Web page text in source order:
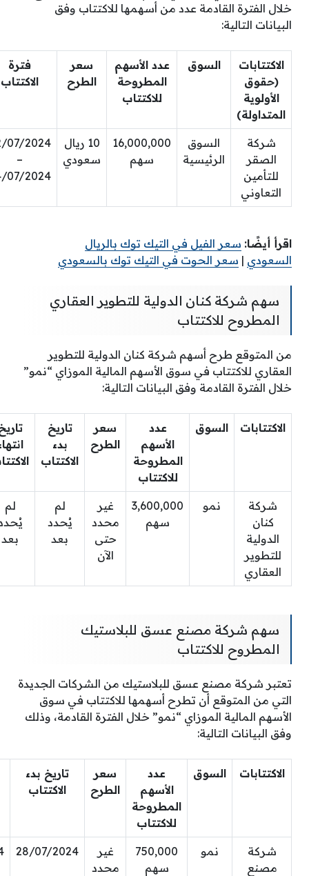
خلال الفترة القادمة عدد من أسهمها للاكتتاب وفق
البيانات التالية:
الاكتتابات
(حقوق
الأولوية
المتداولة)
السوق
عدد الأسهم
المطروحة
للاكتتاب
سعر
الطرح
فترة
الاكتتاب
شركة
الصقر
للتأمين
التعاوني
السوق
الرئيسية
16,000,000
سهم
10 ريال
سعودي
07/2024
–
07/2024
اقرأ أيضًا: سعر الفيل في التيك توك بالريال
السعودي | سعر الحوت في التيك توك بالسعودي
سهم شركة كنان الدولية للتطوير العقاري
المطروح للاكتتاب
من المتوقع طرح أسهم شركة كنان الدولية للتطوير
العقاري للاكتتاب في سوق الأسهم المالية الموزاي “نمو”
خلال الفترة القادمة وفق البيانات التالية:
الاكتتابات السوق
عدد
الأسهم
المطروحة
للاكتتاب
سعر
الطرح
تاريخ
بدء
الاكتتاب
شركة
كنان
الدولية
للتطوير
العقاري
نمو
3,600,000
سهم
غير
محدد
حتى
الآن
لم
يُحدد
بعد
لم
بعد
سهم شركة مصنع عسق للبلاستيك
المطروح للاكتتاب
تعتبر شركة مصنع عسق للبلاستيك من الشركات الجديدة
التي من المتوقع أن تطرح أسهمها للاكتتاب في سوق
الأسهم المالية الموزاي “نمو” خلال الفترة القادمة، وذلك
وفق البيانات التالية:
الاكتتابات السوق
عدد
الأسهم
المطروحة
للاكتتاب
سعر
الطرح
تاريخ بدء
الاكتتاب
شركة
مصنع
نمو
750,000
سهم
غير
محدد
28/07/2024